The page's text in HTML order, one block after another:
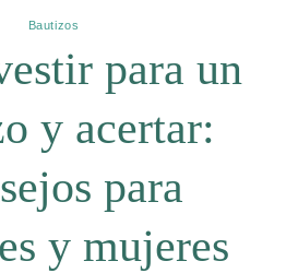
Bautizos
para un
y acertar:
para
y mujeres